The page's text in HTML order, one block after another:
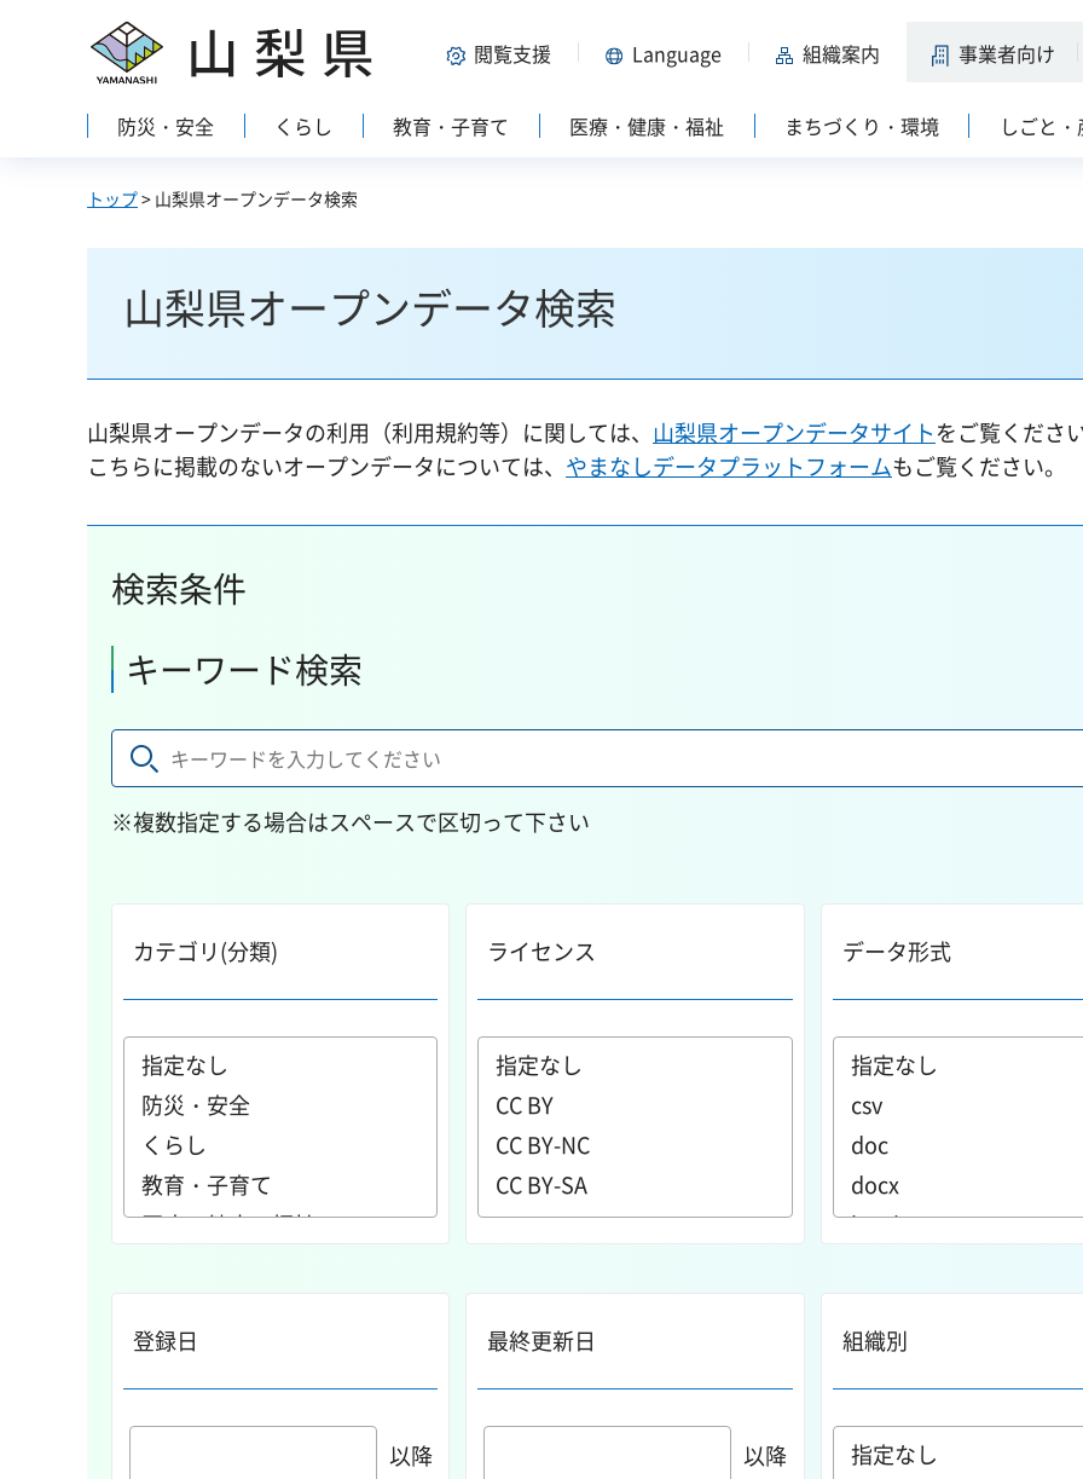
山梨県 閲覧支援 Language 組織案内 事業者向け
防災・安全 くらし 教育・子育て 医療・健康・福祉 まちづくり・環境 しごと
トップ> 山梨県オープンデータ検索
山梨県オープンデータ検索
山梨県オープンデータの利用（利用規約等）に関しては、 山梨県オープンデータサイトをご覧くださ
こちらに掲載のないオープンデータについては、 やまなしデータプラットフォームもご覧ください。
検索条件
キーワード検索
※複数指定する場合はスペースで区切って下さい
カテゴリ(分類) ライセンス データ形式
登録日
以降
最終更新日
以降
組織別